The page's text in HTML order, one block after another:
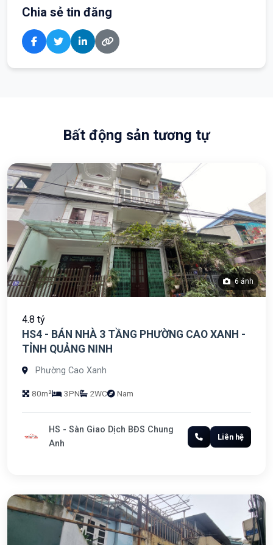
Chia sẻ tin đăng
Bất động sản tương tự
6 ảnh
4.8 tỷ
HS4 - BÁN NHÀ 3 TẦNG PHƯỜNG CAO XANH -
TỈNH QUẢNG NINH
Phường Cao Xanh
80m² 3PN 2WC Nam
HS - Sàn Giao Dịch BĐS Chung
Anh
Liên hệ